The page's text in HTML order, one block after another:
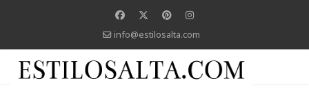
info@estilosalta.com